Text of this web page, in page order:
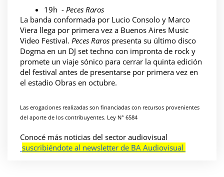
19h  - Peces Raros
La banda conformada por Lucio Consolo y Marco
Viera llega por primera vez a Buenos Aires Music
Video Festival. Peces Raros presenta su último disco
Dogma en un DJ set techno con impronta de rock y
promete un viaje sónico para cerrar la quinta edición
del festival antes de presentarse por primera vez en
el estadio Obras en octubre.
Las erogaciones realizadas son financiadas con recursos provenientes
del aporte de los contribuyentes. Ley N° 6584
Conocé más noticias del sector audiovisual
suscribiéndote al newsletter de BA Audiovisual